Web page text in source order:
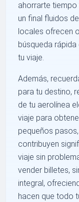
ahorrarte
un final fluidos
locales ofrecen
búsqueda
tu viaje.
Además,
para tu destino,
de tu aerolínea
viaje para
pequeños
contribuyen
viaje sin
vender billetes,
integral,
hacen que todo